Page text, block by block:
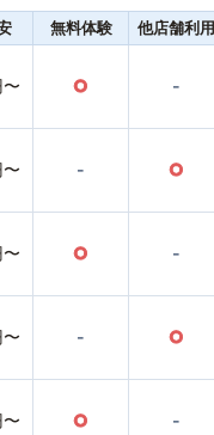
無料体験 他店舗利用
○ -
- ○
○ -
- ○
○ -